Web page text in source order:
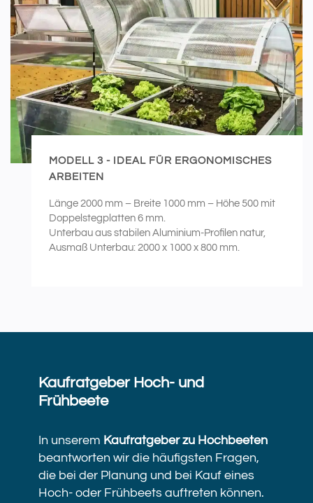
MODELL 3 - IDEAL FÜR ERGONOMISCHES
ARBEITEN
Länge 2000 mm – Breite 1000 mm – Höhe 500 mit
Doppelstegplatten 6 mm.
Unterbau aus stabilen Aluminium-Profilen natur,
Ausmaß Unterbau: 2000 x 1000 x 800 mm.
Kaufratgeber Hoch- und
Frühbeete
In unserem Kaufratgeber zu Hochbeeten
beantworten wir die häufigsten Fragen,
die bei der Planung und bei Kauf eines
Hoch- oder Frühbeets auftreten können.